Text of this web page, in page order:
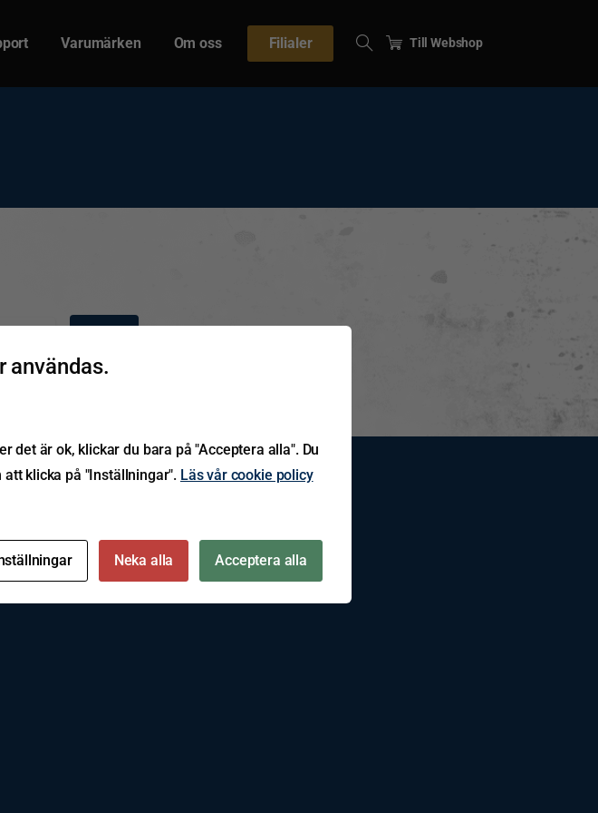
Varumärken Om oss Filialer Till Webshop
användas.
det är ok, klickar du bara på "Acceptera alla". Du
klicka på "Inställningar". Läs vår cookie policy
Neka alla Acceptera alla